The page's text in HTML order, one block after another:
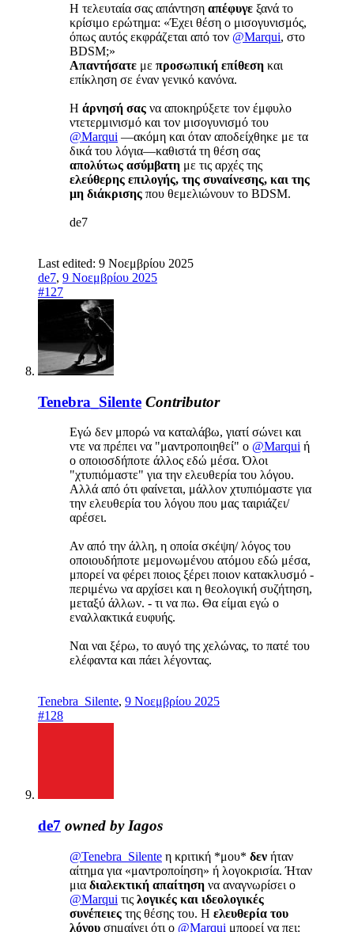
Η τελευταία σας απάντηση απέφυγε ξανά το
κρίσιμο ερώτημα: «Έχει θέση ο μισογυνισμός,
όπως αυτός εκφράζεται από τον @Marqui, στο
BDSM;»
Απαντήσατε με προσωπική επίθεση και
επίκληση σε έναν γενικό κανόνα.
Η άρνησή σας να αποκηρύξετε τον έμφυλο
ντετερμινισμό και τον μισογυνισμό του
@Marqui —ακόμη και όταν αποδείχθηκε με τα
δικά του λόγια—καθιστά τη θέση σας
απολύτως ασύμβατη με τις αρχές της
ελεύθερης επιλογής, της συναίνεσης, και της
μη διάκρισης που θεμελιώνουν το BDSM.
de7
Last edited: 9 Νοεμβρίου 2025
de7, 9 Νοεμβρίου 2025
#127
Tenebra_Silente Contributor
Εγώ δεν μπορώ να καταλάβω, γιατί σώνει και
ντε να πρέπει να "μαντροποιηθεί" ο @Marqui ή
ο οποιοσδήποτε άλλος εδώ μέσα. Όλοι
"χτυπιόμαστε" για την ελευθερία του λόγου.
Αλλά από ότι φαίνεται, μάλλον χτυπιόμαστε για
την ελευθερία του λόγου που μας ταιριάζει/
αρέσει.
Αν από την άλλη, η οποία σκέψη/ λόγος του
οποιουδήποτε μεμονωμένου ατόμου εδώ μέσα,
μπορεί να φέρει ποιος ξέρει ποιον κατακλυσμό -
περιμένω να αρχίσει και η θεολογική συζήτηση,
μεταξύ άλλων. - τι να πω. Θα είμαι εγώ ο
εναλλακτικά ευφυής.
Ναι ναι ξέρω, το αυγό της χελώνας, το πατέ του
ελέφαντα και πάει λέγοντας.
Tenebra_Silente, 9 Νοεμβρίου 2025
#128
de7 owned by Iagos
@Tenebra_Silente η κριτική *μου* δεν ήταν
αίτημα για «μαντροποίηση» ή λογοκρισία. Ήταν
μια διαλεκτική απαίτηση να αναγνωρίσει ο
@Marqui τις λογικές και ιδεολογικές
συνέπειες της θέσης του. Η ελευθερία του
λόγου σημαίνει ότι ο @Marqui μπορεί να πει: